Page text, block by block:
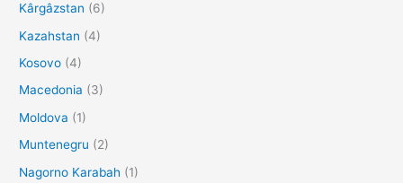
Kârgâzstan (6)
Kazahstan (4)
Kosovo (4)
Macedonia (3)
Moldova (1)
Muntenegru (2)
Nagorno Karabah (1)